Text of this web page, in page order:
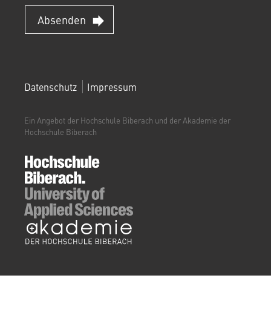
Absenden
FOOTERMENÜ
Datenschutz Impressum
Ein Angebot der Hochschule Biberach und der Akademie der
Hochschule Biberach